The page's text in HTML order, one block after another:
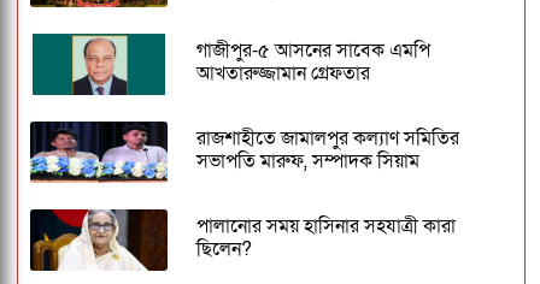
গাজীপুর-৫ আসনের সাবেক এমপি
আখতারুজ্জামান গ্রেফতার
রাজশাহীতে জামালপুর কল্যাণ সমিতির
সভাপতি মারুফ, সম্পাদক সিয়াম
পালানোর সময় হাসিনার সহযাত্রী কারা
ছিলেন?